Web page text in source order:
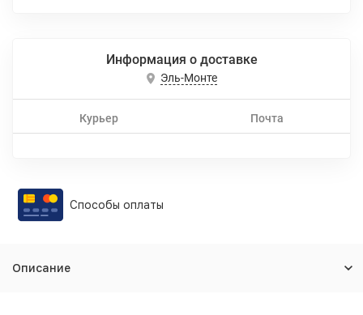
Информация о доставке
Эль-Монте
Курьер Почта
Способы оплаты
Описание